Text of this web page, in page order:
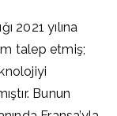
2021 yılına
talep etmiş;
Bunun